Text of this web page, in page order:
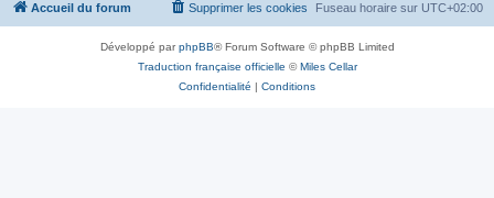
Accueil du forum Fuseau horaire sur UTC+02:00
Supprimer les cookies
Développé parphpBB® Forum Software © phpBB Limited
Traduction française officielle ©Miles Cellar
Confidentialité | Conditions